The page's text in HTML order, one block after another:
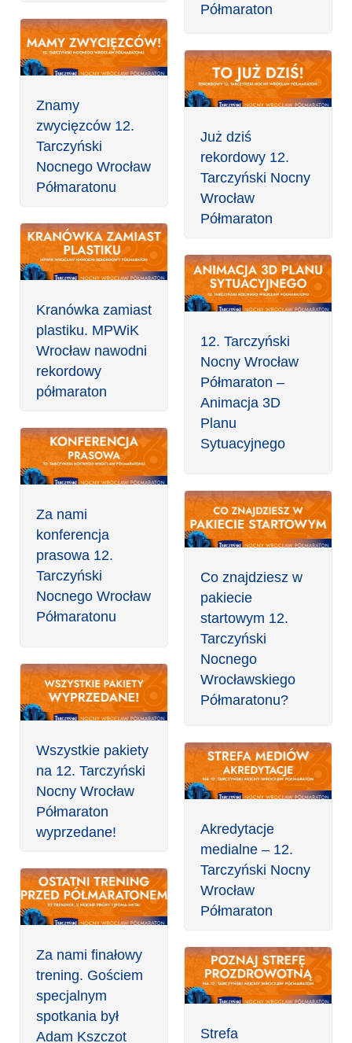
Półmaraton
Znamy
zwycięzców 12.
Tarczyński
Nocnego Wrocław
Półmaratonu
Już dziś
rekordowy 12.
Tarczyński Nocny
Wrocław
Półmaraton
Kranówka zamiast
plastiku. MPWiK
Wrocław nawodni
rekordowy
półmaraton
12. Tarczyński
Nocny Wrocław
Półmaraton –
Animacja 3D
Planu
Sytuacyjnego
Za nami
konferencja
prasowa 12.
Tarczyński
Nocnego Wrocław
Półmaratonu
Co znajdziesz w
pakiecie
startowym 12.
Tarczyński
Nocnego
Wrocławskiego
Półmaratonu?
Wszystkie pakiety
na 12. Tarczyński
Nocny Wrocław
Półmaraton
wyprzedane!
Akredytacje
medialne – 12.
Tarczyński Nocny
Wrocław
Półmaraton
Za nami finałowy
trening. Gościem
specjalnym
spotkania był
Adam Kszczot
Strefa